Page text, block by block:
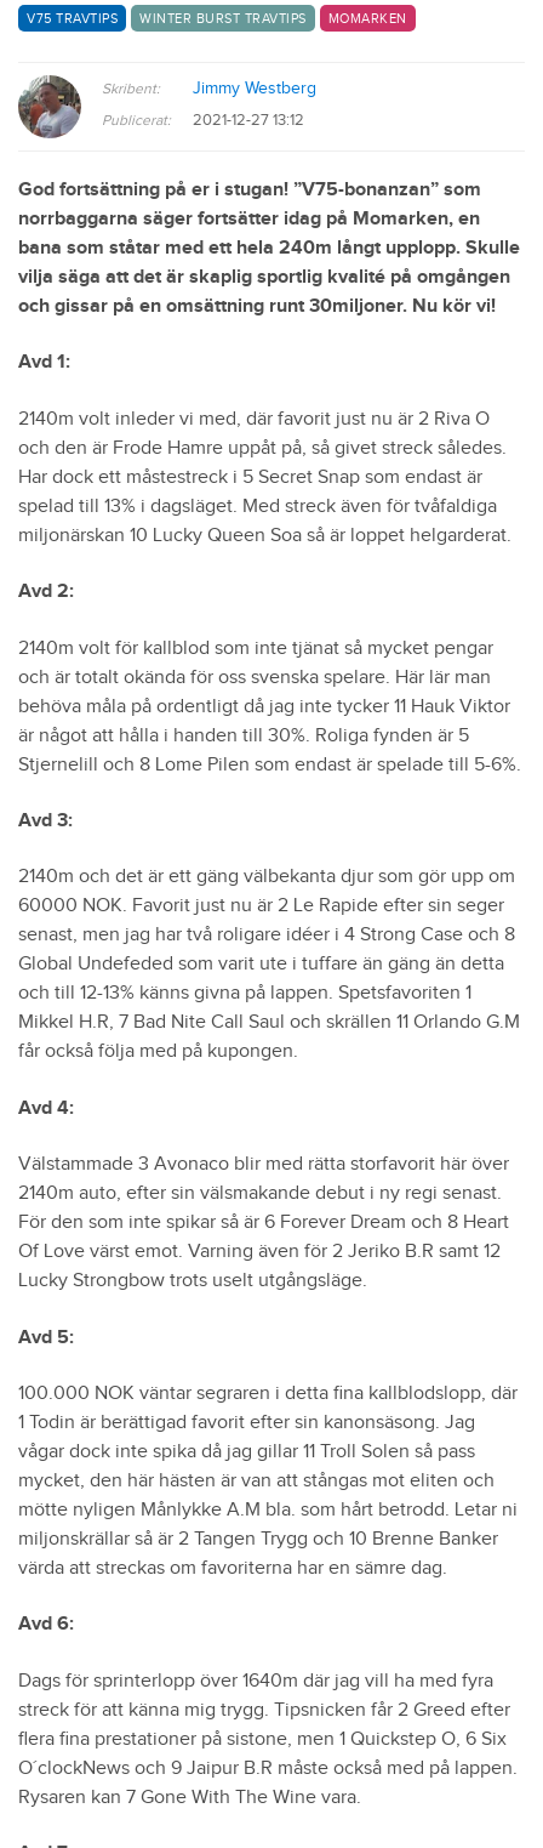
V75 TRAVTIPS WINTER BURST TRAVTIPS MOMARKEN
Skribent: Jimmy Westberg
Publicerat: 2021-12-27 13:12
God fortsättning på er i stugan! ”V75-bonanzan” som
norrbaggarna säger fortsätter idag på Momarken, en
bana som ståtar med ett hela 240m långt upplopp. Skulle
vilja säga att det är skaplig sportlig kvalité på omgången
och gissar på en omsättning runt 30miljoner. Nu kör vi!
Avd 1:
2140m volt inleder vi med, där favorit just nu är 2 Riva O
och den är Frode Hamre uppåt på, så givet streck således.
Har dock ett måstestreck i 5 Secret Snap som endast är
spelad till 13% i dagsläget. Med streck även för tvåfaldiga
miljonärskan 10 Lucky Queen Soa så är loppet helgarderat.
Avd 2:
2140m volt för kallblod som inte tjänat så mycket pengar
och är totalt okända för oss svenska spelare. Här lär man
behöva måla på ordentligt då jag inte tycker 11 Hauk Viktor
är något att hålla i handen till 30%. Roliga fynden är 5
Stjernelill och 8 Lome Pilen som endast är spelade till 5-6%.
Avd 3:
2140m och det är ett gäng välbekanta djur som gör upp om
60000 NOK. Favorit just nu är 2 Le Rapide efter sin seger
senast, men jag har två roligare idéer i 4 Strong Case och 8
Global Undefeded som varit ute i tuffare än gäng än detta
och till 12-13% känns givna på lappen. Spetsfavoriten 1
Mikkel H.R, 7 Bad Nite Call Saul och skrällen 11 Orlando G.M
får också följa med på kupongen.
Avd 4:
Välstammade 3 Avonaco blir med rätta storfavorit här över
2140m auto, efter sin välsmakande debut i ny regi senast.
För den som inte spikar så är 6 Forever Dream och 8 Heart
Of Love värst emot. Varning även för 2 Jeriko B.R samt 12
Lucky Strongbow trots uselt utgångsläge.
Avd 5:
100.000 NOK väntar segraren i detta fina kallblodslopp, där
1 Todin är berättigad favorit efter sin kanonsäsong. Jag
vågar dock inte spika då jag gillar 11 Troll Solen så pass
mycket, den här hästen är van att stångas mot eliten och
mötte nyligen Månlykke A.M bla. som hårt betrodd. Letar ni
miljonskrällar så är 2 Tangen Trygg och 10 Brenne Banker
värda att streckas om favoriterna har en sämre dag.
Avd 6:
Dags för sprinterlopp över 1640m där jag vill ha med fyra
streck för att känna mig trygg. Tipsnicken får 2 Greed efter
flera fina prestationer på sistone, men 1 Quickstep O, 6 Six
O´clockNews och 9 Jaipur B.R måste också med på lappen.
Rysaren kan 7 Gone With The Wine vara.